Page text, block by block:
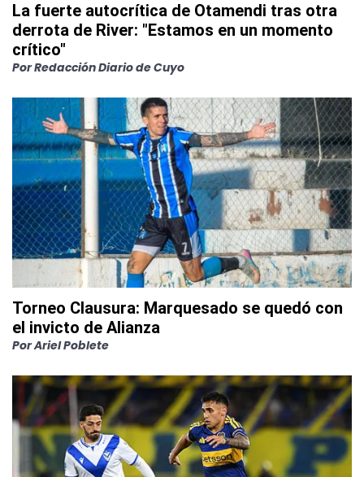
La fuerte autocrítica de Otamendi tras otra
derrota de River: "Estamos en un momento
crítico"
PorRedacción Diario de Cuyo
Torneo Clausura: Marquesado se quedó con
el invicto de Alianza
PorAriel Poblete